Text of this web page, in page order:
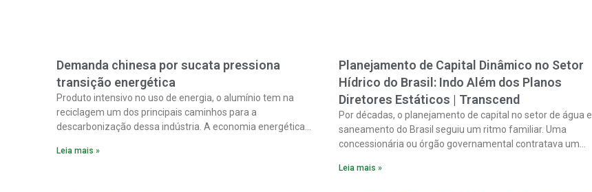
Demanda chinesa por sucata pressiona
transição energética
Produto intensivo no uso de energia, o alumínio tem na
reciclagem um dos principais caminhos para a
descarbonização dessa indústria. A economia energética
material. A produção de um alumínio mais limpo, no
Leia mais »
Planejamento de Capital Dinâmico no Setor
Hídrico do Brasil: Indo Além dos Planos
Diretores Estáticos | Transcend
Por décadas, o planejamento de capital no setor de água e
saneamento do Brasil seguiu um ritmo familiar. Uma
concessionária ou órgão governamental contratava um
Leia mais »